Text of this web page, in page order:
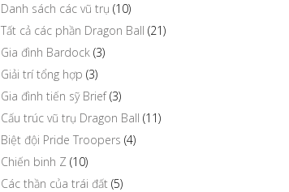
Danh sách các vũ trụ (10)
Tất cả các phần Dragon Ball (21)
Gia đình Bardock (3)
Giải trí tổng hợp (3)
Gia đình tiến sỹ Brief(3)
Cấu trúc vũ trụ Dragon Ball (11)
Biệt đội Pride Troopers (4)
Chiến binh Z (10)
Các thần của trái đất (5)